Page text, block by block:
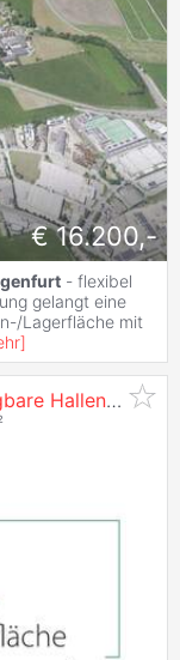
€ 16.200,-
- flexibel
gelangt eine
Lagerfläche mit
]
Flexibel nutzbare & langfristig verfügbare Hallenfläche in